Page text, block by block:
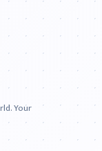
Your